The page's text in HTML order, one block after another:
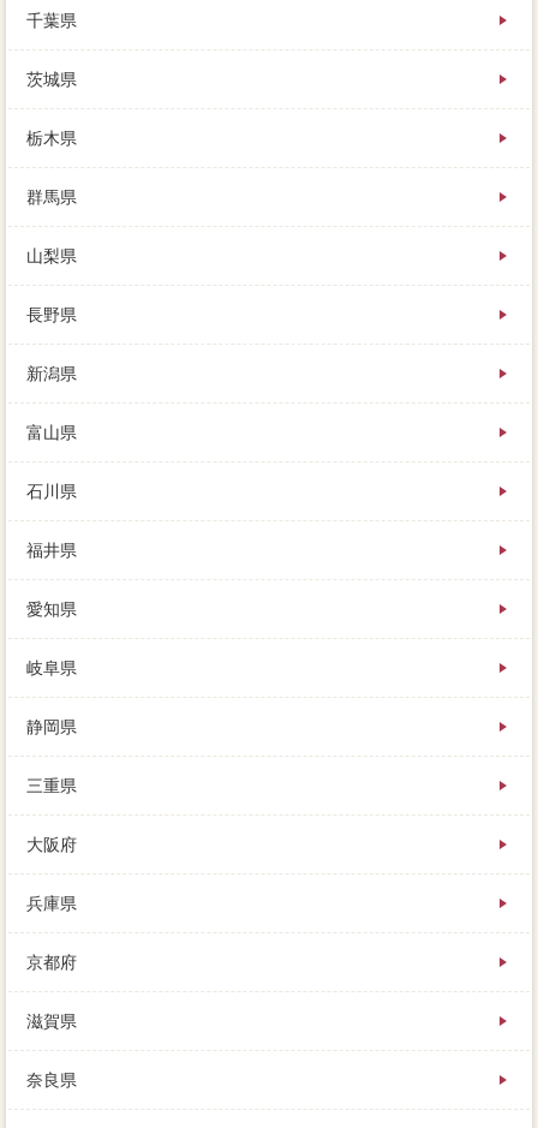
千葉県
茨城県
栃木県
群馬県
山梨県
長野県
新潟県
富山県
石川県
福井県
愛知県
岐阜県
静岡県
三重県
大阪府
兵庫県
京都府
滋賀県
奈良県